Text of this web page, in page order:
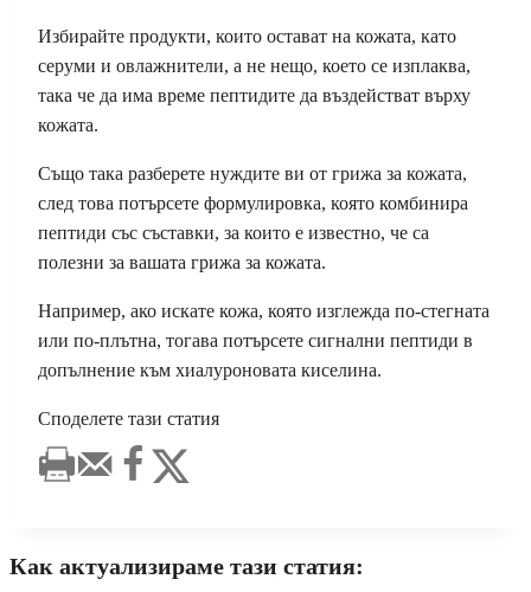
Избирайте продукти, които остават на кожата, като
серуми и овлажнители, а не нещо, което се изплаква,
така че да има време пептидите да въздействат върху
кожата.
Също така разберете нуждите ви от грижа за кожата,
след това потърсете формулировка, която комбинира
пептиди със съставки, за които е известно, че са
полезни за вашата грижа за кожата.
Например, ако искате кожа, която изглежда по-стегната
или по-плътна, тогава потърсете сигнални пептиди в
допълнение към хиалуроновата киселина.
Споделете тази статия
Как актуализираме тази статия: